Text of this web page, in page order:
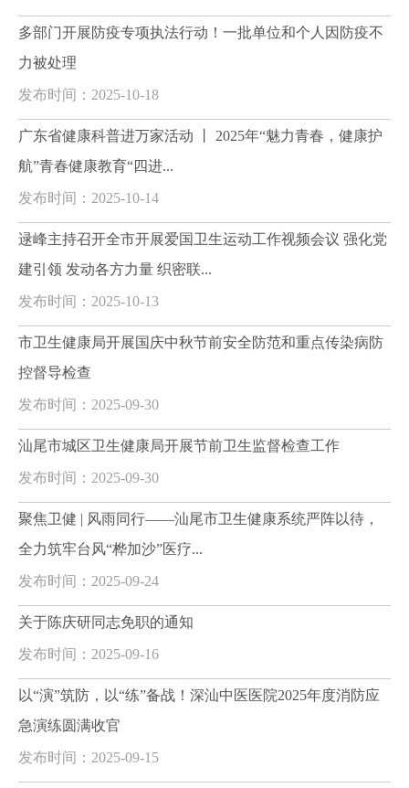
多部门开展防疫专项执法行动！一批单位和个人因防疫不
力被处理
发布时间：2025-10-18
广东省健康科普进万家活动 丨 2025年“魅力青春，健康护
航”青春健康教育“四进...
发布时间：2025-10-14
逯峰主持召开全市开展爱国卫生运动工作视频会议 强化党
建引领 发动各方力量 织密联...
发布时间：2025-10-13
市卫生健康局开展国庆中秋节前安全防范和重点传染病防
控督导检查
发布时间：2025-09-30
汕尾市城区卫生健康局开展节前卫生监督检查工作
发布时间：2025-09-30
聚焦卫健 | 风雨同行——汕尾市卫生健康系统严阵以待，
全力筑牢台风“桦加沙”医疗...
发布时间：2025-09-24
关于陈庆研同志免职的通知
发布时间：2025-09-16
以“演”筑防，以“练”备战！深汕中医医院2025年度消防应
急演练圆满收官
发布时间：2025-09-15